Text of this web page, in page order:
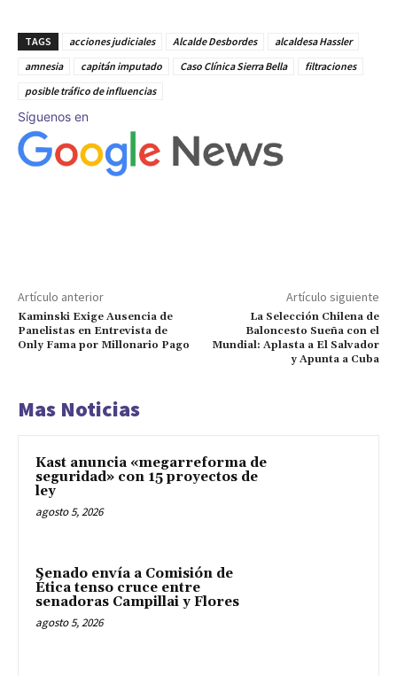
TAGS acciones judiciales Alcalde Desbordes
alcaldesa Hassler
amnesia
capitán imputado Caso Clínica Sierra Bella
filtraciones
posible tráfico de influencias
Síguenos en
Artículo anterior
Kaminski Exige Ausencia de
Panelistas en Entrevista de
Only Fama por Millonario Pago
Artículo siguiente
La Selección Chilena de
Baloncesto Sueña con el
Mundial: Aplasta a El Salvador
y Apunta a Cuba
Mas Noticias
Kast anuncia «megarreforma de
seguridad» con 15 proyectos de
ley
agosto 5, 2026
Senado envía a Comisión de
Ética tenso cruce entre
senadoras Campillai y Flores
agosto 5, 2026